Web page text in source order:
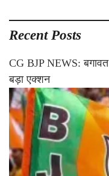
Recent Posts
CG BJP NEWS: बगावत
बड़ा एक्शन